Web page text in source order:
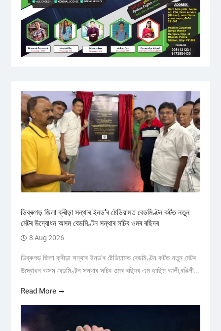
ডিব্ৰুগড় জিলা ক্ৰীড়া সন্থাৰ ইনড’ৰ ষ্টেডিয়ামত বেডমিণ্টন কৰ্টত নতুন
মেটৰ উদ্বোধন অসম বেডমিণ্টন সন্থাৰ সচিব ওমৰ ৰছিদৰ
8 Aug 2026
ডিব্ৰুগড় জিলা ক্ৰীড়া সন্থাৰ ইনড'ৰ ষ্টেডিয়ামত বেডমিণ্টন কৰ্টত নতুন মেটৰ
উদ্বোধন অসম বেডমিণ্টন সন্থাৰ সচিব ওমৰ ৰছিদৰ এম হাছিম আলী,ৰঙিলী...
Read More